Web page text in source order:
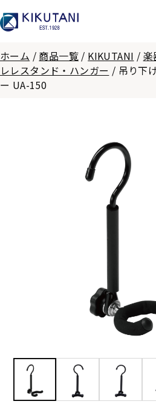
ホーム / 商品一覧 / KIKUTANI / 楽
レレスタンド・ハンガー / 吊り下
ー UA-150